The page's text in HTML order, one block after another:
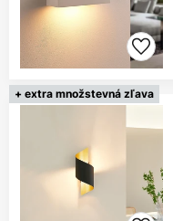
+ extra množstevná zľava